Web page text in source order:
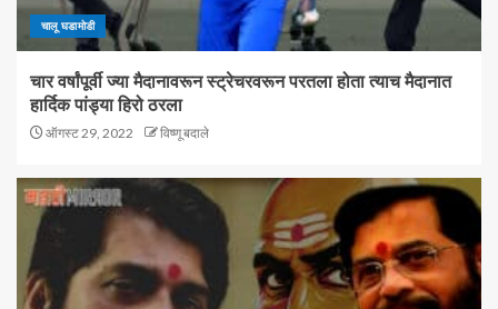
चालू घडामोडी
चार वर्षांपूर्वी ज्या मैदानावरून स्ट्रेचरवरून परतला होता त्याच मैदानात
हार्दिक पांड्या हिरो ठरला
ऑगस्ट 29, 2022 विष्णू बदाले